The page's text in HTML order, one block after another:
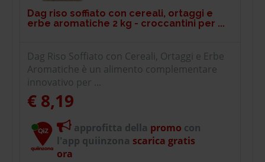
Dag riso soffiato con cereali, ortaggi e
erbe aromatiche 2 kg - croccantini per ...
Dag Riso Soffiato con Cereali, Ortaggi e Erbe
Aromatiche è un alimento complementare
innovativo per ...
€ 8,19
approfitta della promo con
l'app quiinzona scarica gratis
ora